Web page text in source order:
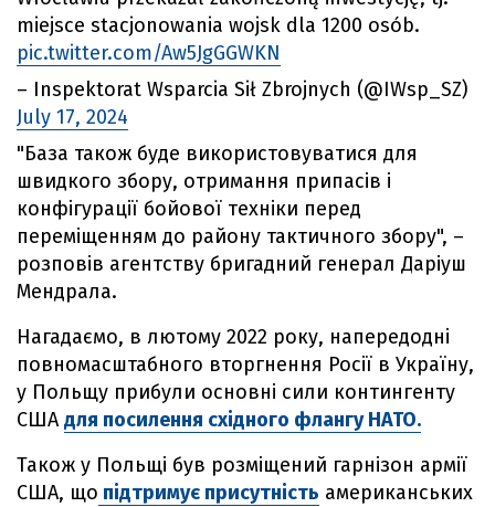
miejsce stacjonowania wojsk dla 1200 osób.
pic.twitter.com/Aw5JgGGWKN
– Inspektorat Wsparcia Sił Zbrojnych (@IWsp_SZ)
July 17, 2024
"База також буде використовуватися для
швидкого збору, отримання припасів і
конфігурації бойової техніки перед
переміщенням до району тактичного збору", –
розповів агентству бригадний генерал Даріуш
Мендрала.
Нагадаємо, в лютому 2022 року, напередодні
повномасштабного вторгнення Росії в Україну,
у Польщу прибули основні сили контингенту
США для посилення східного флангу НАТО.
Також у Польщі був розміщений гарнізон армії
США, що підтримує присутність американських